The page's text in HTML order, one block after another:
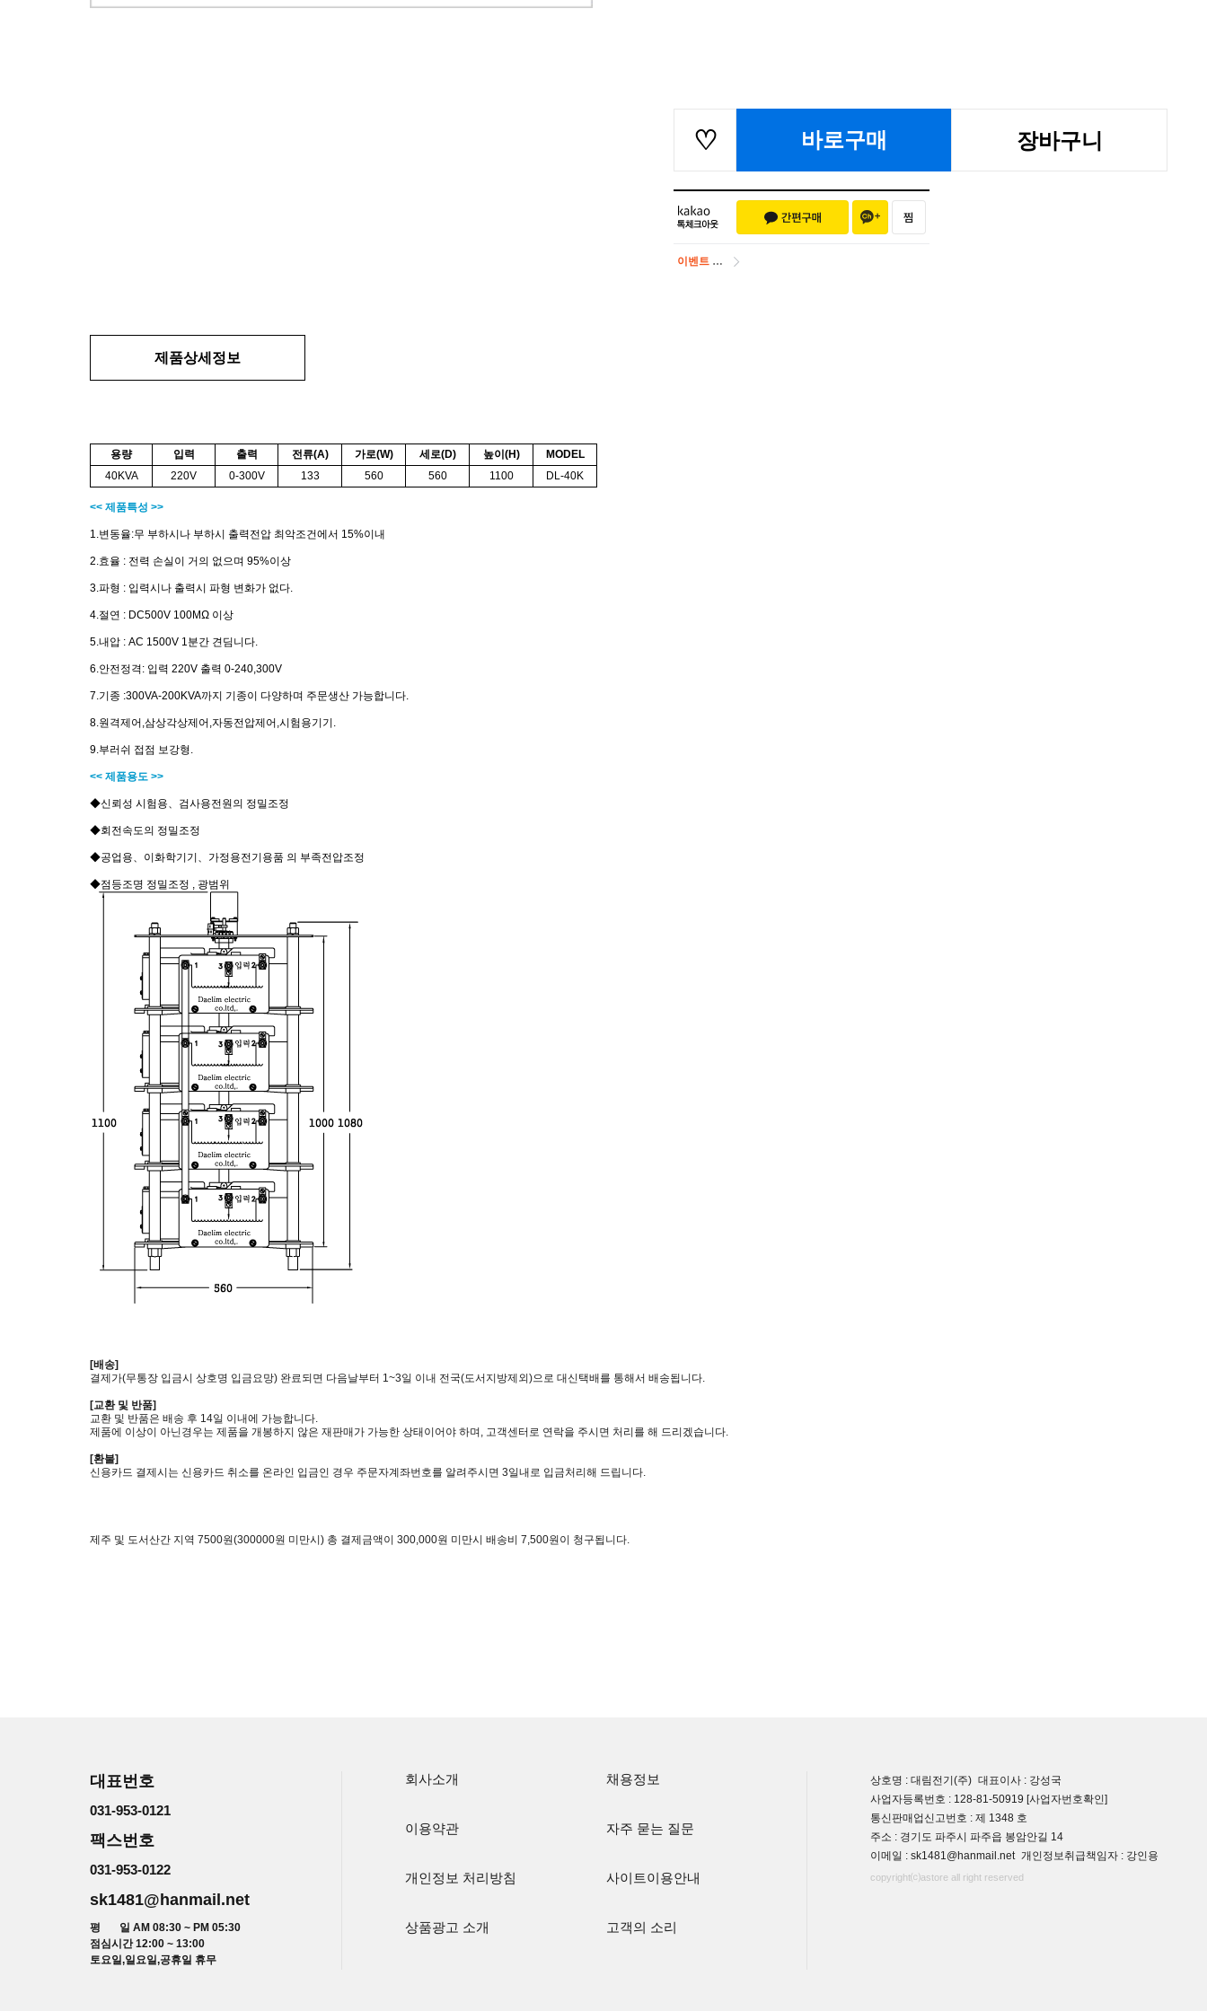
바로구매 장바구니
이벤트
제품상세정보
용량 입력 출력 전류(A) 가로(W) 세로(D) 높이(H)
MODEL
40KVA
220V 0-300V 133 560 560 1100 DL-40K
<< 제품특성 >>
1.변동율:무 부하시나 부하시 출력전압 최악조건에서 15%이내
2.효율 : 전력 손실이 거의 없으며 95%이상
3.파형 : 입력시나 출력시 파형 변화가 없다.
4.절연 : DC500V 100MΩ 이상
5.내압 : AC 1500V 1분간 견딤니다.
6.안전정격: 입력 220V 출력 0-240,300V
7.기종 :300VA-200KVA까지 기종이 다양하며 주문생산 가능합니다.
8.원격제어,삼상각상제어,자동전압제어,시험용기기.
9.부러쉬 접점 보강형.
<< 제품용도 >>
◆신뢰성 시험용 검사용전원의 정밀조정
◆회전속도의 정밀조정
◆공업용 이화학기기 가정용전기용품 의 부족전압조정
◆점등조명 정밀조정 , 광범위
[배송]
결제가(무통장 입금시 상호명 입금요망) 완료되면 다음날부터 1~3일 이내 전국(도서지방제외)으로 대신택배를 통해서 배송됩니다.
[교환 및 반품]
교환 및 반품은 배송 후 14일 이내에 가능합니다.
제품에 이상이 아닌경우는 제품을 개봉하지 않은 재판매가 가능한 상태이어야 하며, 고객센터로 연락을 주시면 처리를 해 드리겠습니다.
[환불]
신용카드 결제시는 신용카드 취소를 온라인 입금인 경우 주문자계좌번호를 알려주시면 3일내로 입금처리해 드립니다.
제주 및 도서산간 지역 7500원(300000원 미만시) 총 결제금액이 300,000원 미만시 배송비 7,500원이 청구됩니다.
대표번호
031-953-0121
팩스번호
031-953-0122
sk1481@hanmail.net
평 일 AM 08:30 ~ PM 05:30
점심시간 12:00 ~ 13:00
토요일,일요일,공휴일 휴무
회사소개 채용정보
이용약관 자주 묻는 질문
개인정보 처리방침 사이트이용안내
상품광고 소개 고객의 소리
상호명 : 대림전기(주) 대표이사 : 강성국
사업자등록번호 : 128-81-50919[사업자번호확인]
통신판매업신고번호 : 제 1348 호
주소 : 경기도 파주시 파주읍 봉암안길 14
이메일 : sk1481@hanmail.net 개인정보취급책임자 : 강인용
copyright⒞astore all right reserved